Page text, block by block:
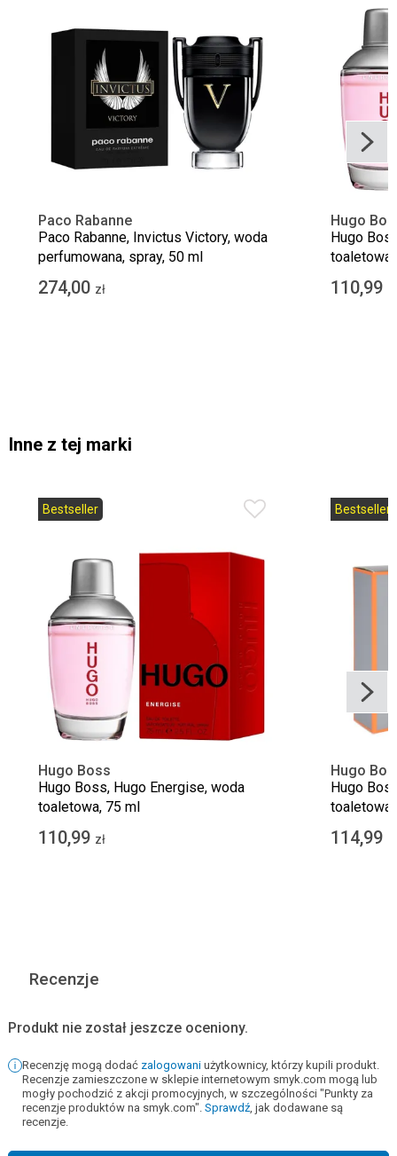
Paco Rabanne
Paco Rabanne, Invictus Victory, woda
perfumowana, spray, 50 ml
274,00 zł
Hugo
Hugo
110,99
Inne z tej marki
Bestseller
Hugo Boss
Hugo Boss, Hugo Energise, woda
toaletowa, 75 ml
110,99 zł
Bestseller
Hugo
Hugo
114,99
Recenzje
Produkt nie został jeszcze oceniony.
Recenzję mogą dodać zalogowani użytkownicy, którzy kupili produkt.
Recenzje zamieszczone w sklepie internetowym smyk.com mogą lub
mogły pochodzić z akcji promocyjnych, w szczególności "Punkty za
recenzje produktów na smyk.com". Sprawdź, jak dodawane są
recenzje.